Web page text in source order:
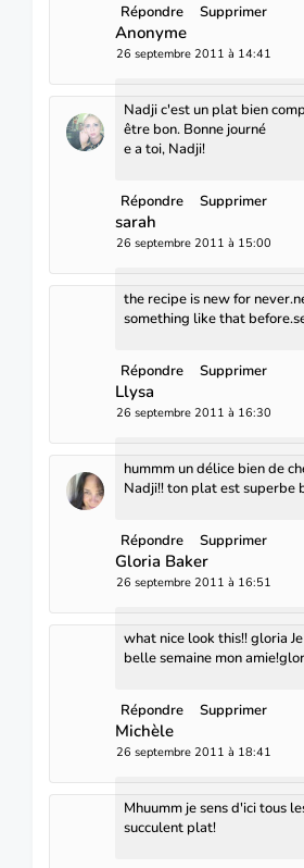
Répondre Supprimer
Anonyme
26 septembre 2011 à 14:41
Nadji c'est un plat bien
être bon. Bonne journé
e a toi, Nadji!
Répondre Supprimer
sarah
26 septembre 2011 à 15:00
the recipe is new for
something like that
Répondre Supprimer
Llysa
26 septembre 2011 à 16:30
hummm un délice bien de
Nadji!! ton plat est superbe
Répondre Supprimer
Gloria Baker
26 septembre 2011 à 16:51
what nice look this!! gloria
belle semaine mon
Répondre Supprimer
Michèle
26 septembre 2011 à 18:41
Mhuumm je sens d'ici tous
succulent plat!